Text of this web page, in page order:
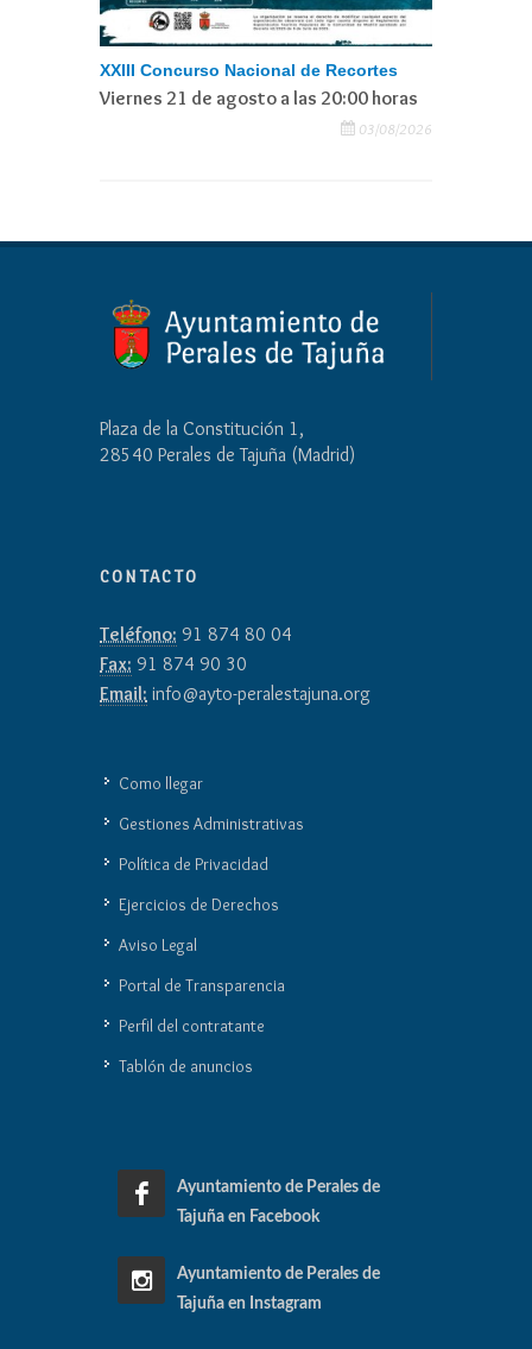
XXIII Concurso Nacional de Recortes
Viernes 21 de agosto a las 20:00 horas
03/08/2026
Plaza de la Constitución 1,
28540 Perales de Tajuña (Madrid)
CONTACTO
Teléfono: 91 874 80 04
Fax: 91 874 90 30
Email: info@ayto-peralestajuna.org
Como llegar
Gestiones Administrativas
Política de Privacidad
Ejercicios de Derechos
Aviso Legal
Portal de Transparencia
Perfil del contratante
Tablón de anuncios
Ayuntamiento de Perales de
Tajuña en Facebook
Ayuntamiento de Perales de
Tajuña en Instagram